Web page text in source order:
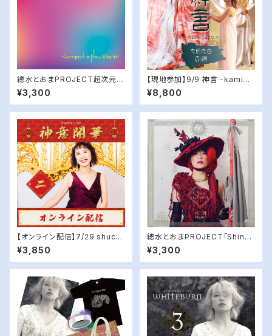
總水とおまPROJECT超次元ト
リッパー☆イシュタール『Conne
ct a New World』
¥3,300
【現地参加】9/9 神言 -kamigo
to- in 大阪
¥8,800
【オンライン配信】7/29 shucca
+ Live 「神意開華 〈二〉」
¥3,850
總水とおまPROJECT「Shinsh
oku」／『松明』
¥3,300